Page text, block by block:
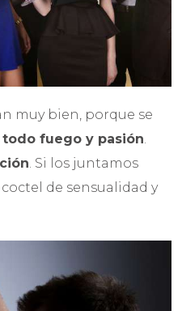
muy bien, porque se
todo fuego y pasión.
. Si los juntamos
de sensualidad y